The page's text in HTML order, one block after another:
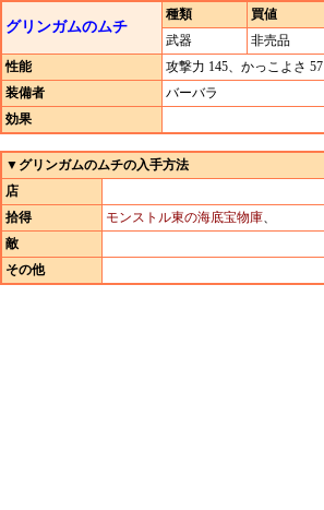
グリンガムのムチ
種類 買値
武器
非売品
性能
攻撃力 145、かっこよさ 57
装備者
バーバラ
効果
▼グリンガムのムチの入手方法
店
拾得
モンストル東の海底宝物庫、
敵
その他